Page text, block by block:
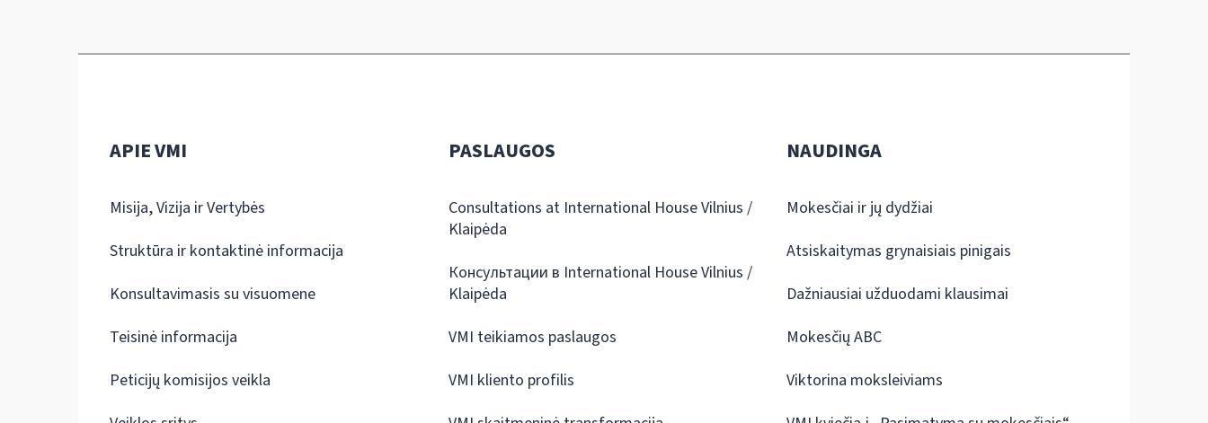
APIE VMI
Misija, Vizija ir Vertybės
Struktūra ir kontaktinė informacija
Konsultavimasis su visuomene
Teisinė informacija
Peticijų komisijos veikla
PASLAUGOS
Consultations at International House Vilnius /
Klaipėda
Консультации в International House Vilnius /
Klaipėda
VMI teikiamos paslaugos
VMI kliento profilis
NAUDINGA
Mokesčiai ir jų dydžiai
Atsiskaitymas grynaisiais pinigais
Dažniausiai užduodami klausimai
Mokesčių ABC
Viktorina moksleiviams